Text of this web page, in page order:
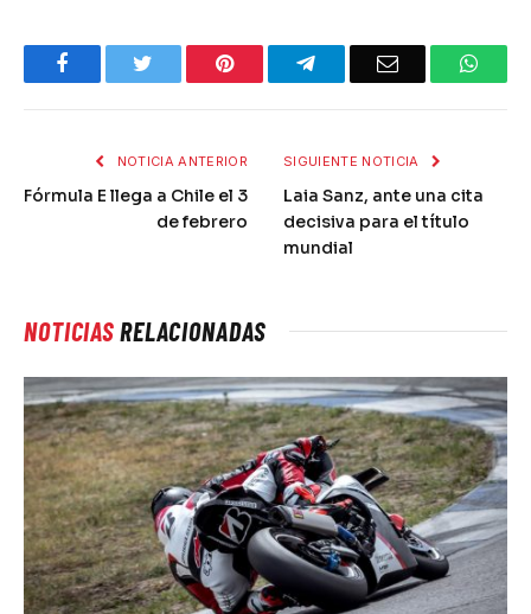
Facebook Pinterest TelegramEmail
NOTICIA ANTERIOR
Fórmula E llega a Chile el 3
de febrero
SIGUIENTE NOTICIA
Laia Sanz, ante una cita
decisiva para el título
mundial
NOTICIASRELACIONADAS